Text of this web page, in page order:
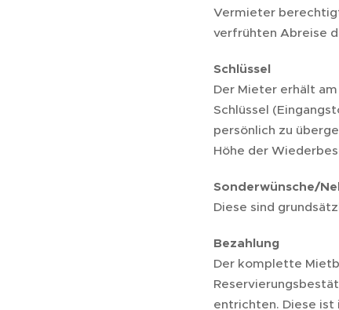
Vermieter
verfrühten Abreise
Schlüssel
Der Mieter erhält
Schlüssel
persönlich zu
Höhe der
Sonderwünsche/
Diese sind
Bezahlung
Der komplette
entrichten. Diese ist